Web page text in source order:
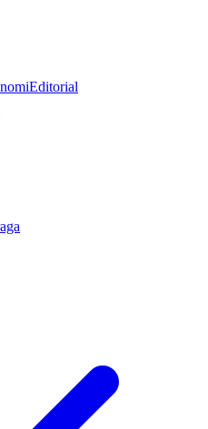
Editorial